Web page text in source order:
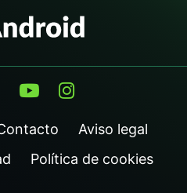
Aviso legal
Política de cookies